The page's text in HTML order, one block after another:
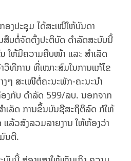
ງປະຊຸມ ໄດ້ສະເໜີໃຫ້ບັນດາ
ສືບຕໍ່ຈັດຕັ້ງປະຕິບັດ ດຳລັດສະບັບນີ້
ໃຫ້ມີຄວາມຄືບໜ້າ ແລະ ສຳເລັດ
ທີການ ທີ່ເໝາະສົມໃນການແກ້ໄຂ
ງໆ ສະເໜີຕໍ່ຄະນະພັກ-ຄະນະນຳ
ກັບ ດຳລັດ 599/ລບ. ນອກຈາກ
ເລັດ ການຂຶ້ນບັນຊີສະຖິຕິລົດ ກໍໃຫ້
ລ້ວສັງລວມລາຍງານ ໃຫ້ຫ້ອງວ່າ
ນຕີ.